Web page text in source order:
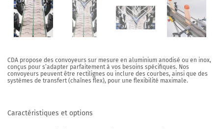
CDA propose des convoyeurs sur mesure en aluminium anodisé ou en inox,
conçus pour s’adapter parfaitement à vos besoins spécifiques. Nos
convoyeurs peuvent être rectilignes ou inclure des courbes, ainsi que des
systèmes de transfert (chaînes flex), pour une flexibilité maximale.
Caractéristiques et options